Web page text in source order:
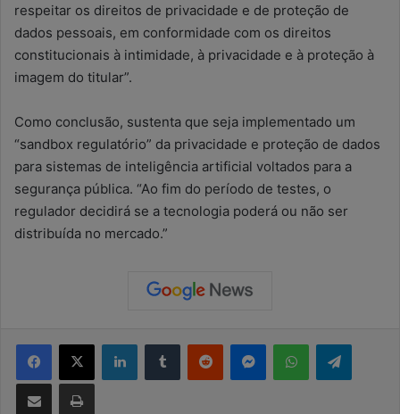
respeitar os direitos de privacidade e de proteção de
dados pessoais, em conformidade com os direitos
constitucionais à intimidade, à privacidade e à proteção à
imagem do titular”.
Como conclusão, sustenta que seja implementado um
“sandbox regulatório” da privacidade e proteção de dados
para sistemas de inteligência artificial voltados para a
segurança pública. “Ao fim do período de testes, o
regulador decidirá se a tecnologia poderá ou não ser
distribuída no mercado.”